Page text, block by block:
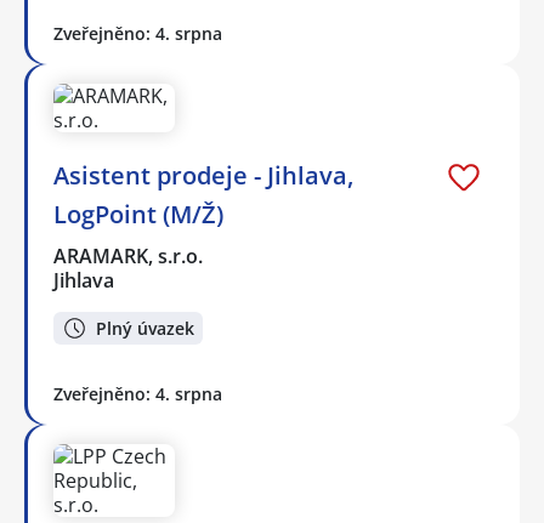
Zveřejněno: 4. srpna
Asistent prodeje - Jihlava,
LogPoint (M/Ž)
ARAMARK, s.r.o.
Jihlava
Plný úvazek
Zveřejněno: 4. srpna